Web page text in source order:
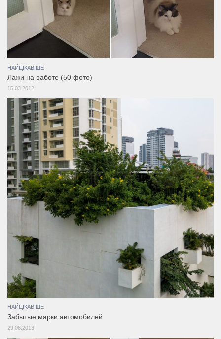
НАЙЦІКАВІШЕ
Лажи на работе (50 фото)
15.03.2012
НАЙЦІКАВІШЕ
Забытые марки автомобилей
29.08.2013